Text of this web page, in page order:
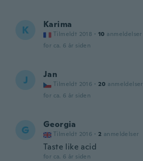
K Karima
Tilmeldt 2018 · 10 anmeldelser
for ca. 6 år siden
J Jan
Tilmeldt 2016 · 20 anmeldelser
for ca. 6 år siden
G Georgia
Tilmeldt 2016 · 2 anmeldelser
Taste like acid
for ca. 6 år siden